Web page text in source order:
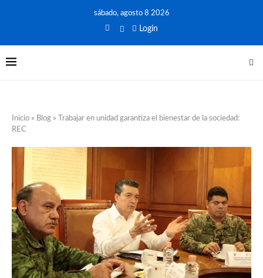
sábado, agosto 8 2026
Login
Inicio » Blog »
Trabajar en unidad garantiza el bienestar de la sociedad:
REC